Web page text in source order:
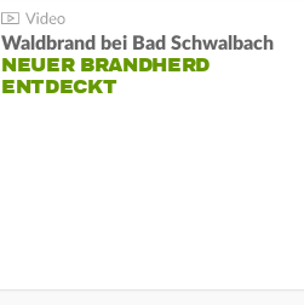
Waldbrand bei Bad Schwalbach
NEUER BRANDHERD
ENTDECKT